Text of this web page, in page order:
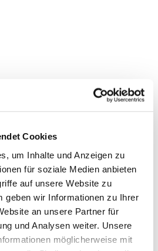
Cookies
um Inhalte und Anzeigen zu
für soziale Medien anbieten
auf unsere Website zu
geben wir Informationen zu Ihrer
an unsere Partner für
und Analysen weiter. Unsere
möglicherweise mit
Seniorinnen im
Vorderer